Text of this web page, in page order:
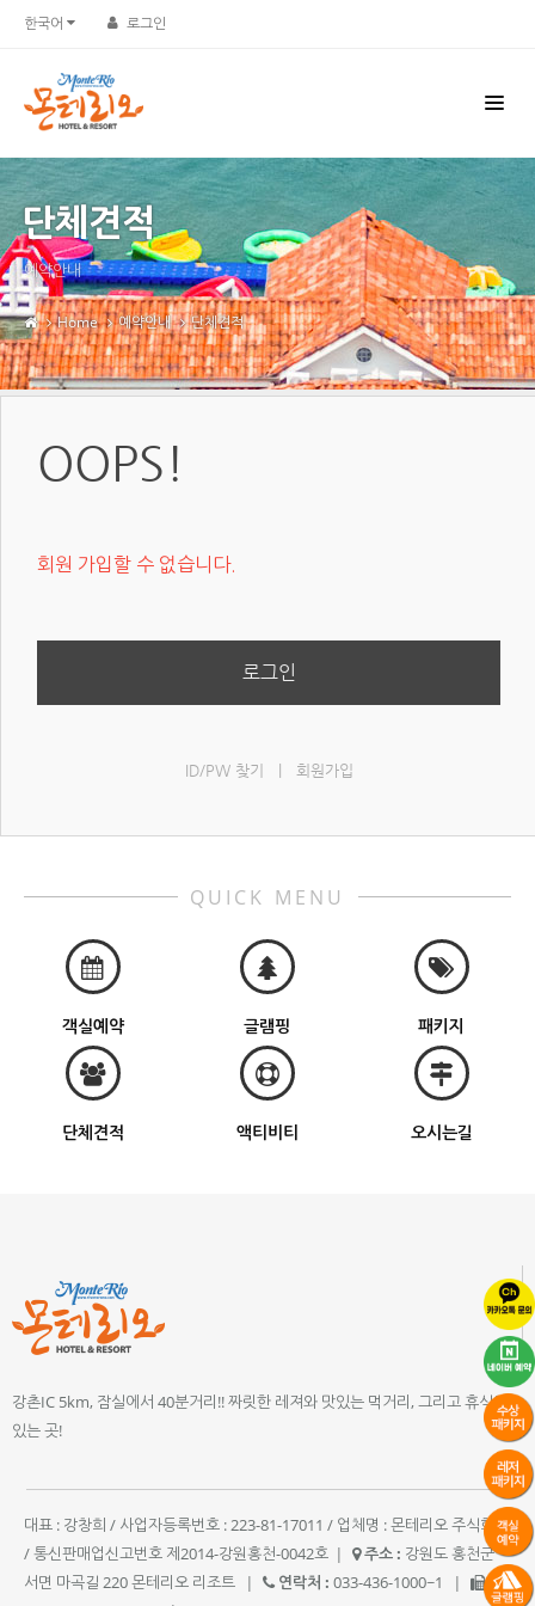
한국어 로그인
단체견적
예약안내
Home 예약안내 단체견적
OOPS!
회원 가입할 수 없습니다.
로그인
ID/PW 찾기 회원가입
QUICK MENU
객실예약 글램핑 패키지
단체견적 액티비티 오시는길
강촌IC 5km, 잠실에서 40분거리!! 짜릿한 레져와 맛있는 먹거리, 그리고 휴식이
있는 곳!
대표 : 강창희 / 사업자등록번호 : 223-81-17011 / 업체명 : 몬테리오 주식회사
/ 통신판매업신고번호 제2014-강원홍천-0042호 | 주소 : 강원도 홍천군
서면 마곡길 220 몬테리오 리조트
| 연락처 : 033-436-1000~1
|